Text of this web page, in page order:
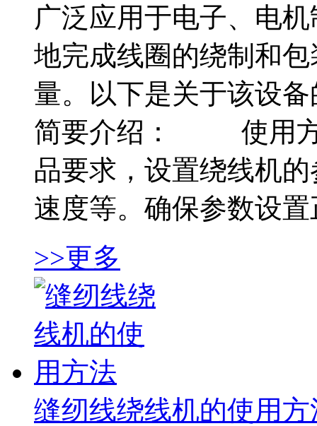
广泛应用于电子、电
地完成线圈的绕制和
量。以下是关于该设
简要介绍： 使用
品要求，设置绕线机
速度等。确保参数设
>>更多
缝纫线绕线机的使用方